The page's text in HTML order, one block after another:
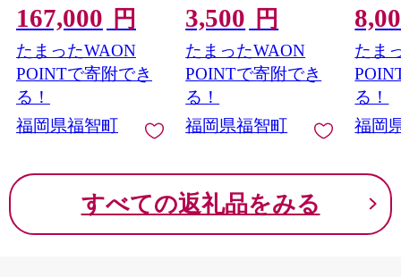
167,000 円
たまったWAON
POINTで寄附でき
る！
福岡県福智町
3,500 円
たまったWAON
POINTで寄附でき
る！
福岡県福智町
たま
る！
福岡
すべての返礼品をみる